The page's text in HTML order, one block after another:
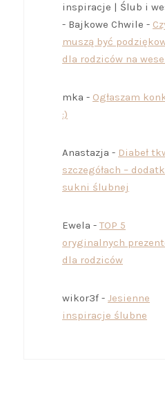
inspiracje | Ślub i
- Bajkowe Chwile -
muszą być
dla rodziców na
mka - Ogłaszam
:)
Anastazja - Diabeł
szczegółach –
sukni ślubnej
Ewela -TOP 5
oryginalnych
dla rodziców
wikor3f - Jesienne
inspiracje ślubne